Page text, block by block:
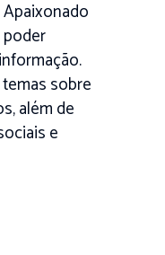
sobre
além de
e